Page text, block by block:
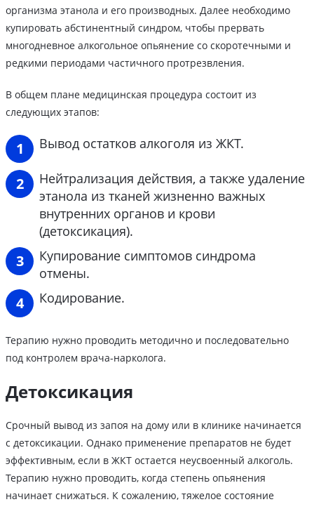
организма этанола и его производных. Далее необходимо
купировать абстинентный синдром, чтобы прервать
многодневное алкогольное опьянение со скоротечными и
редкими периодами частичного протрезвления.
В общем плане медицинская процедура состоит из
следующих этапов:
Вывод остатков алкоголя из ЖКТ.
Нейтрализация действия, а также удаление
этанола из тканей жизненно важных
внутренних органов и крови
(детоксикация).
Купирование симптомов синдрома
отмены.
Кодирование.
Терапию нужно проводить методично и последовательно
под контролем врача-нарколога.
Детоксикация
Срочный вывод из запоя на дому или в клинике начинается
с детоксикации. Однако применение препаратов не будет
эффективным, если в ЖКТ остается неусвоенный алкоголь.
Терапию нужно проводить, когда степень опьянения
начинает снижаться. К сожалению, тяжелое состояние